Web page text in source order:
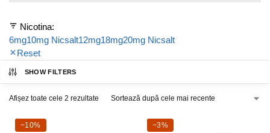
Nicotina:
6mg10mg Nicsalt12mg18mg20mg Nicsalt
Reset
SHOW FILTERS
Afișez toate cele 2 rezultate
-10%
−10% -3%
−3%